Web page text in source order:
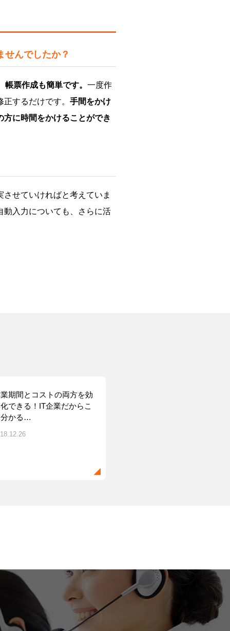
せんでしたか？
票作成も簡単です。 一度作
するだけです。 手間をかけ
に時間をかけることができ
せていければと考えていま
動入力についても、さらに活
期間とコストの両方を効
できる！IT企業だからこ
かる…